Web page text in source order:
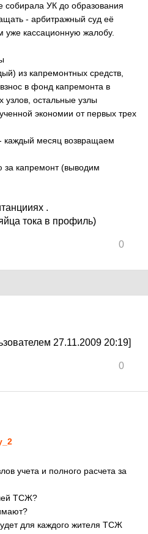
собирала УК до образования
- арбитражный суд её
уже кассационную жалобу.
из капремонтных средств,
в фонд капремонта в
узлов, остальные узлы
экономии от первых трех
каждый месяц возвращаем
капремонт (выводим
.
тока в профиль)
0
27.11.2009 20:19]
0
учета и полного расчета за
ТСЖ?
для каждого жителя ТСЖ